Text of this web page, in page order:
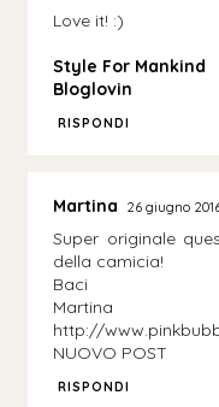
Love it! :)
Style For Mankind
Bloglovin
RISPONDI
Martina 26 giugno
Super originale
della camicia!
Baci
Martina
http://
NUOVO POST
RISPONDI